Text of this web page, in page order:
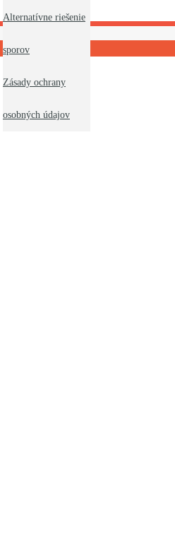
Alternatívne riešenie
sporov
Zásady ochrany
osobných údajov
Kontakty